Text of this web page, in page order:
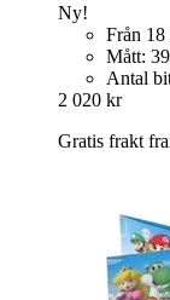
Ny!
Från 18
Mått:
Antal
2 020 kr
Gratis frakt